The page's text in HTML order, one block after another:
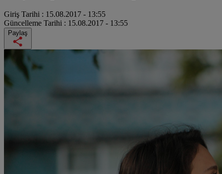
Giriş Tarihi : 15.08.2017 - 13:55
Güncelleme Tarihi : 15.08.2017 - 13:55
Paylaş